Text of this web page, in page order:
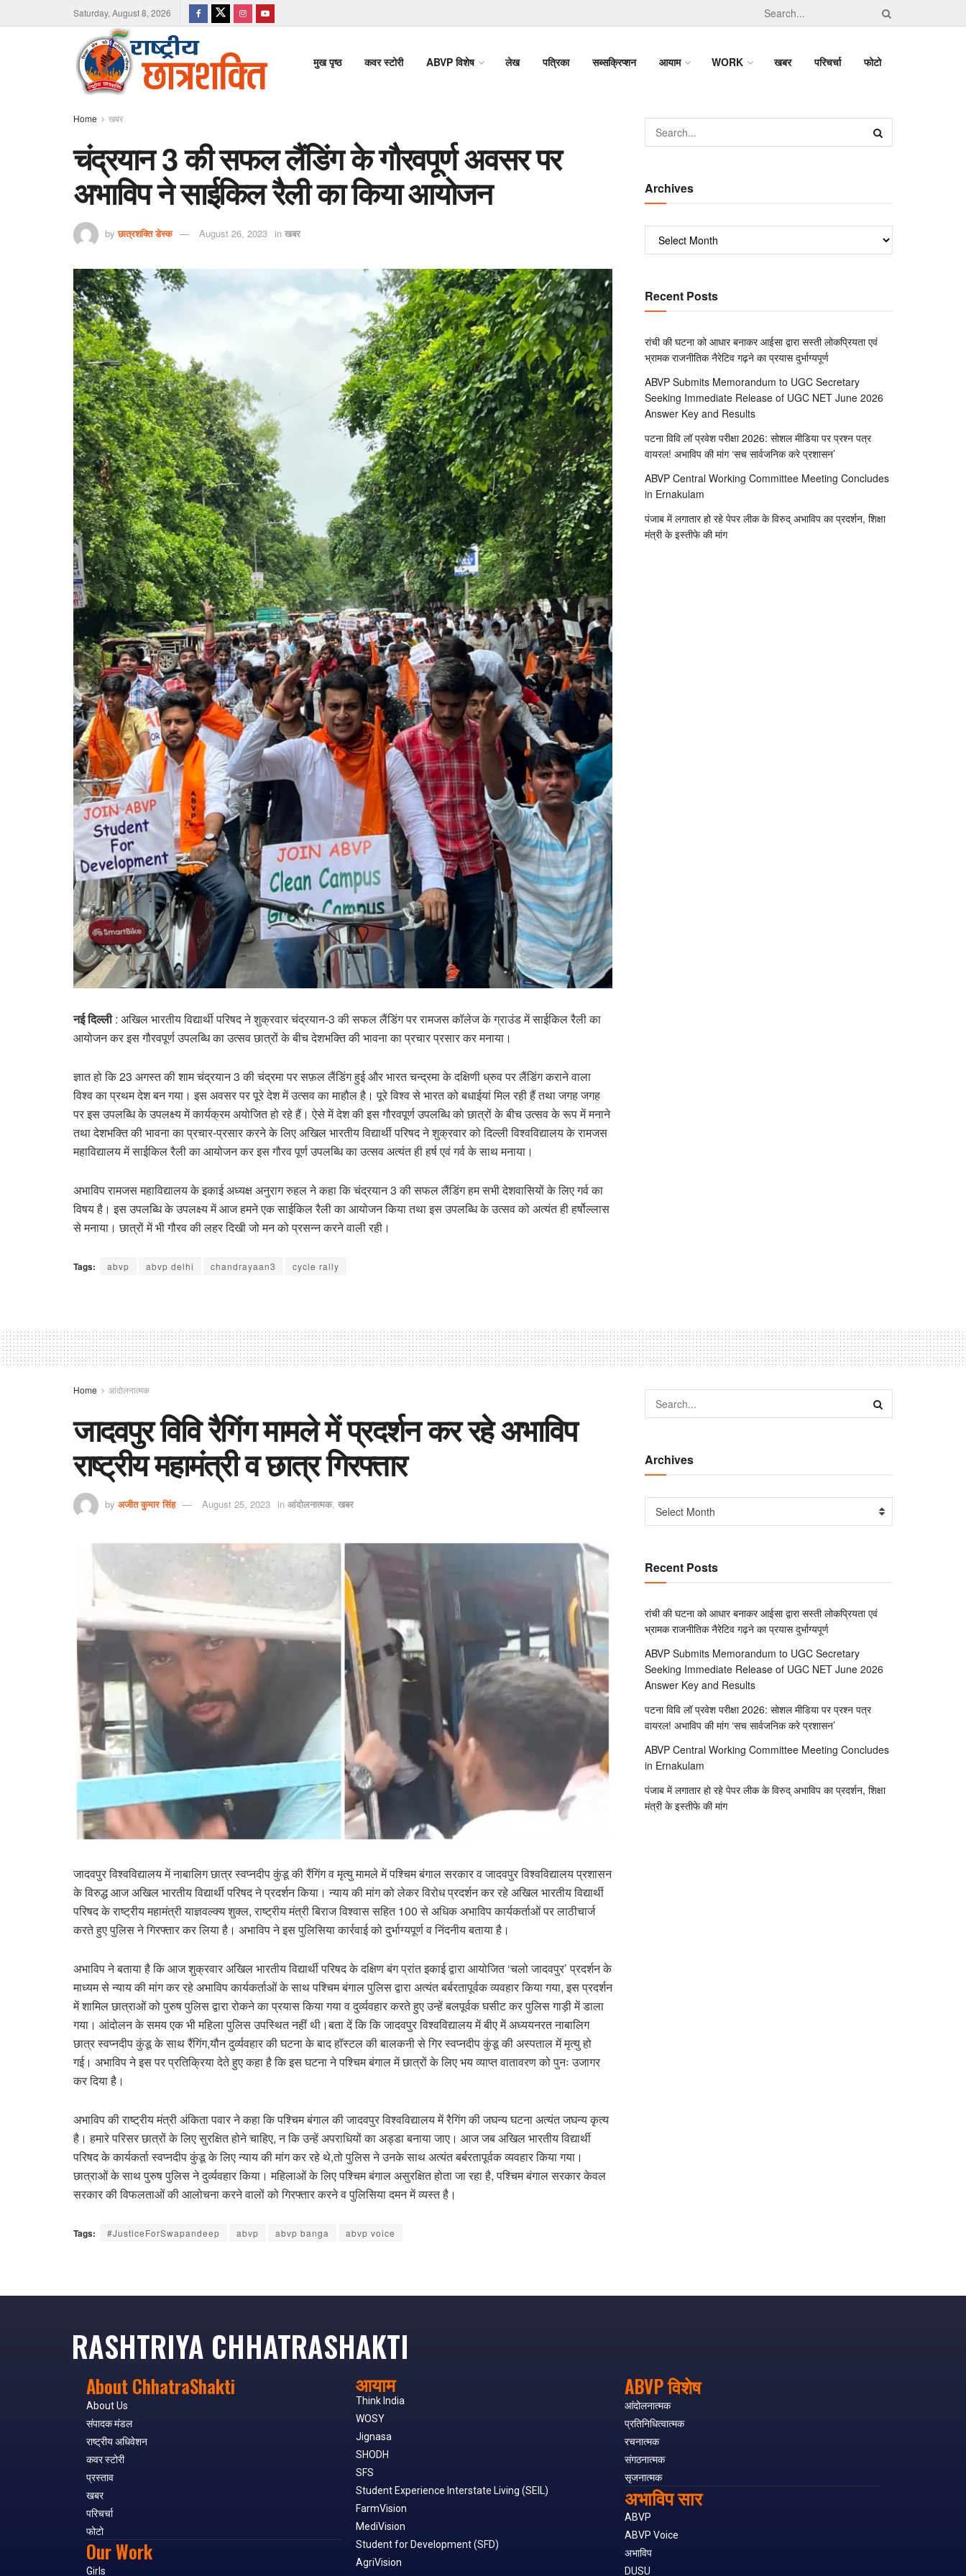
Saturday, August 8, 2026
मुख पृष्ठ कवर स्टोरी ABVP विशेष लेख पत्रिका सब्सक्रिप्शन आयाम WORK खबर परिचर्चा फोटो
Home खबर
चंद्रयान 3 की सफल लैंडिंग के गौरवपूर्ण अवसर पर
अभाविप ने साईकिल रैली का किया आयोजन
by छात्रशक्ति डेस्क August 26, 2023 in खबर
नई दिल्ली: अखिल भारतीय विद्यार्थी परिषद ने शुक्रवार चंद्रयान-3 की सफल लैंडिंग पर रामजस कॉलेज के ग्राउंड में साईकिल रैली का
आयोजन कर इस गौरवपूर्ण उपलब्धि का उत्सव छात्रों के बीच देशभक्ति की भावना का प्रचार प्रसार कर मनाया।
ज्ञात हो कि 23 अगस्त की शाम चंद्रयान 3 की चंद्रमा पर सफ़ल लैंडिंग हुई और भारत चन्द्रमा के दक्षिणी ध्रुव पर लैंडिंग कराने वाला
विश्व का प्रथम देश बन गया। इस अवसर पर पूरे देश में उत्सव का माहौल है। पूरे विश्व से भारत को बधाईयां मिल रही हैं तथा जगह जगह
पर इस उपलब्धि के उपलक्ष्य में कार्यक्रम अयोजित हो रहे हैं। ऐसे में देश की इस गौरवपूर्ण उपलब्धि को छात्रों के बीच उत्सव के रूप में मनाने
तथा देशभक्ति की भावना का प्रचार-प्रसार करने के लिए अखिल भारतीय विद्यार्थी परिषद ने शुक्रवार को दिल्ली विश्वविद्यालय के रामजस
महाविद्यालय में साईकिल रैली का आयोजन कर इस गौरव पूर्ण उपलब्धि का उत्सव अत्यंत ही हर्ष एवं गर्व के साथ मनाया।
अभाविप रामजस महाविद्यालय के इकाई अध्यक्ष अनुराग रुहल ने कहा कि चंद्रयान 3 की सफल लैंडिंग हम सभी देशवासियों के लिए गर्व का
विषय है। इस उपलब्धि के उपलक्ष्य में आज हमने एक साईकिल रैली का आयोजन किया तथा इस उपलब्धि के उत्सव को अत्यंत ही हर्षोल्लास
से मनाया। छात्रों में भी गौरव की लहर दिखी जो मन को प्रसन्न करने वाली रही।
Tags: abvp abvp delhi chandrayaan3 cycle rally
Archives
Recent Posts
रांची की घटना को आधार बनाकर आईसा द्वारा सस्ती लोकप्रियता एवं
भ्रामक राजनीतिक नैरेटिव गढ़ने का प्रयास दुर्भाग्यपूर्ण
ABVP Submits Memorandum to UGC Secretary
Seeking Immediate Release of UGC NET June 2026
Answer Key and Results
पटना विवि लॉ प्रवेश परीक्षा 2026: सोशल मीडिया पर प्रश्न पत्र
वायरल! अभाविप की मांग ‘सच सार्वजनिक करे प्रशासन’
ABVP Central Working Committee Meeting Concludes
in Ernakulam
पंजाब में लगातार हो रहे पेपर लीक के विरुद् अभाविप का प्रदर्शन, शिक्षा
मंत्री के इस्तीफे की मांग
Home आंदोलनात्मक
जादवपुर विवि रैगिंग मामले में प्रदर्शन कर रहे अभाविप
राष्ट्रीय महामंत्री व छात्र गिरफ्तार
by अजीत कुमार सिंह August 25, 2023 in आंदोलनात्मक, खबर
जादवपुर विश्वविद्यालय में नाबालिग छात्र स्वप्नदीप कुंडू की रैंगिंग व मृत्यु मामले में पश्चिम बंगाल सरकार व जादवपुर विश्वविद्यालय प्रशासन
के विरुद्ध आज अखिल भारतीय विद्यार्थी परिषद ने प्रदर्शन किया। न्याय की मांग को लेकर विरोध प्रदर्शन कर रहे अखिल भारतीय विद्यार्थी
परिषद के राष्ट्रीय महामंत्री याज्ञवल्क्य शुक्ल, राष्ट्रीय मंत्री बिराज विश्वास सहित 100 से अधिक अभाविप कार्यकर्ताओं पर लाठीचार्ज
करते हुए पुलिस ने गिरफ्तार कर लिया है। अभाविप ने इस पुलिसिया कार्रवाई को दुर्भाग्यपूर्ण व निंदनीय बताया है।
अभाविप ने बताया है कि आज शुक्रवार अखिल भारतीय विद्यार्थी परिषद के दक्षिण बंग प्रांत इकाई द्वारा आयोजित ‘चलो जादवपुर’ प्रदर्शन के
माध्यम से न्याय की मांग कर रहे अभाविप कार्यकर्ताओं के साथ पश्चिम बंगाल पुलिस द्वारा अत्यंत बर्बरतापूर्वक व्यवहार किया गया, इस प्रदर्शन
में शामिल छात्राओं को पुरुष पुलिस द्वारा रोकने का प्रयास किया गया व दुर्व्यवहार करते हुए उन्हें बलपूर्वक घसीट कर पुलिस गाड़ी में डाला
गया। आंदोलन के समय एक भी महिला पुलिस उपस्थित नहीं थी।बता दें कि कि जादवपुर विश्वविद्यालय में बीए में अध्ययनरत नाबालिग
छात्र स्वप्नदीप कुंडू के साथ रैंगिंग,यौन दुर्व्यवहार की घटना के बाद हॉस्टल की बालकनी से गिर स्वप्नदीप कुंडू की अस्पताल में मृत्यु हो
गई। अभाविप ने इस पर प्रतिक्रिया देते हुए कहा है कि इस घटना ने पश्चिम बंगाल में छात्रों के लिए भय व्याप्त वातावरण को पुनः उजागर
कर दिया है।
अभाविप की राष्ट्रीय मंत्री अंकिता पवार ने कहा कि पश्चिम बंगाल की जादवपुर विश्वविद्यालय में रैगिंग की जघन्य घटना अत्यंत जघन्य कृत्य
है। हमारे परिसर छात्रों के लिए सुरक्षित होने चाहिए, न कि उन्हें अपराधियों का अड्डा बनाया जाए। आज जब अखिल भारतीय विद्यार्थी
परिषद के कार्यकर्ता स्वप्नदीप कुंडू के लिए न्याय की मांग कर रहे थे,तो पुलिस ने उनके साथ अत्यंत बर्बरतापूर्वक व्यवहार किया गया।
छात्राओं के साथ पुरुष पुलिस ने दुर्व्यवहार किया। महिलाओं के लिए पश्चिम बंगाल असुरक्षित होता जा रहा है, पश्चिम बंगाल सरकार केवल
सरकार की विफलताओं की आलोचना करने वालों को गिरफ्तार करने व पुलिसिया दमन में व्यस्त है।
Tags: #JusticeForSwapandeep abvp abvp banga abvp voice
Archives
Select Month
Recent Posts
रांची की घटना को आधार बनाकर आईसा द्वारा सस्ती लोकप्रियता एवं
भ्रामक राजनीतिक नैरेटिव गढ़ने का प्रयास दुर्भाग्यपूर्ण
ABVP Submits Memorandum to UGC Secretary
Seeking Immediate Release of UGC NET June 2026
Answer Key and Results
पटना विवि लॉ प्रवेश परीक्षा 2026: सोशल मीडिया पर प्रश्न पत्र
वायरल! अभाविप की मांग ‘सच सार्वजनिक करे प्रशासन’
ABVP Central Working Committee Meeting Concludes
in Ernakulam
पंजाब में लगातार हो रहे पेपर लीक के विरुद् अभाविप का प्रदर्शन, शिक्षा
मंत्री के इस्तीफे की मांग
RASHTRIYA CHHATRASHAKTI
About ChhatraShakti
About Us
संपादक मंडल
राष्ट्रीय अधिवेशन
कवर स्टोरी
प्रस्ताव
खबर
परिचर्चा
फोटो
Our Work
Girls
आयाम
Think India
WOSY
Jignasa
SHODH
SFS
Student Experience Interstate Living (SEIL)
FarmVision
MediVision
Student for Development (SFD)
AgriVision
ABVP विशेष
आंदोलनात्मक
प्रतिनिधित्वात्मक
रचनात्मक
संगठनात्मक
सृजनात्मक
अभाविप सार
ABVP
ABVP Voice
अभाविप
DUSU